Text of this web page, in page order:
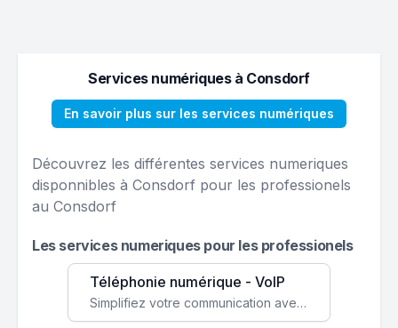
Services numériques à Consdorf
En savoir plus sur les services numériques
Découvrez les différentes services numeriques
disponnibles à Consdorf pour les professionels
au Consdorf
Les services numeriques pour les professionels
Téléphonie numérique - VoIP
Simplifiez votre communication avec une solution VoIP flexible, économique et adaptée à vos besoins professionnels.